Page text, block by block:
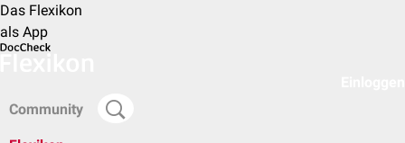
Das Flexikon
als App
Community